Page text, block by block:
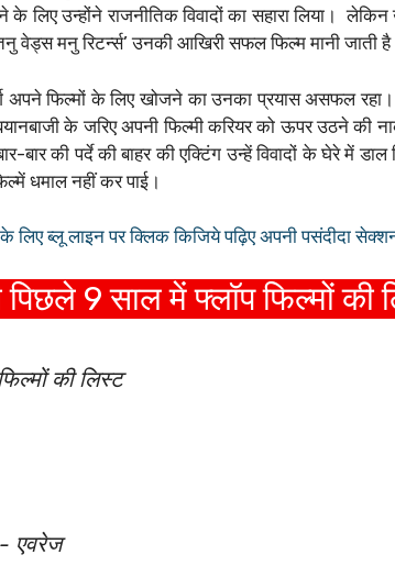
लिए उन्होंने राजनीतिक विवादों का सहारा लिया।
वेड्स मनु रिटर्न्स’ उनकी आखिरी सफल फिल्म मानी जाती
अपने फिल्मों के लिए खोजने का उनका प्रयास असफल
के जरिए अपनी फिल्मी करियर को ऊपर उठने की
की पर्दे की बाहर की एक्टिंग उन्हें विवादों के घेरे में डाल
धमाल नहीं कर पाई।
ब्लू लाइन पर क्लिक किजिये पढ़िए अपनी पसंदीदा
9 साल में फ्लॉप फिल्मों की
की लिस्ट
एवरेज